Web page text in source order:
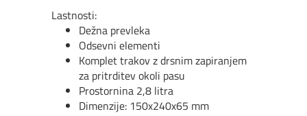
Lastnosti:
Dežna prevleka
Odsevni elementi
Komplet trakov z drsnim zapiranjem
za pritrditev okoli pasu
Prostornina 2,8 litra
Dimenzije: 150x240x65 mm